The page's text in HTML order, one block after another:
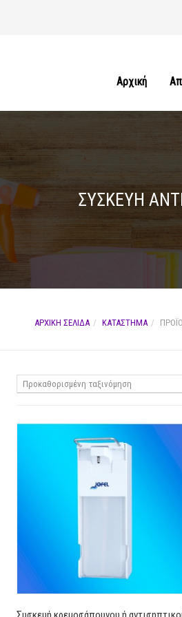
Αρχική
ΣΥΣΚΕΥΗ
ΑΡΧΙΚΉ ΣΕΛΊΔΑ ΚΑΤΆΣΤΗΜΑ
Προκαθορισμένη ταξινόμηση